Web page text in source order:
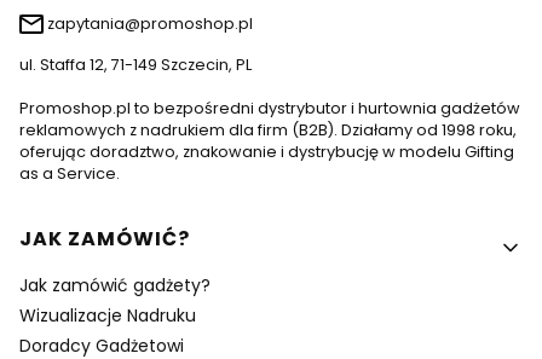
zapytania@promoshop.pl
ul. Staffa 12, 71-149 Szczecin, PL
Promoshop.pl to bezpośredni dystrybutor i hurtownia gadżetów
reklamowych z nadrukiem dla firm (B2B). Działamy od 1998 roku,
oferując doradztwo, znakowanie i dystrybucję w modelu Gifting
as a Service.
Linki w stopce
JAK ZAMÓWIĆ?
Jak zamówić gadżety?
Wizualizacje Nadruku
Doradcy Gadżetowi